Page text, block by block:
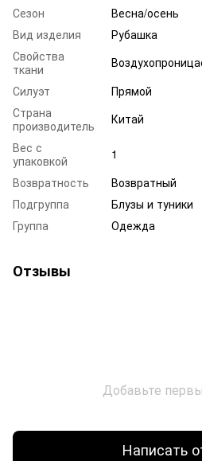
Сезон
Весна/осень
Вид изделия
Рубашка
Свойства
ткани
Силуэт
Прямой
Страна
производитель
Китай
Вес с
упаковкой
1
Возвратность
Возвратный
Подгруппа
Блузы и туники
Группа
Одежда
Отзывы
Добавьте
Написать